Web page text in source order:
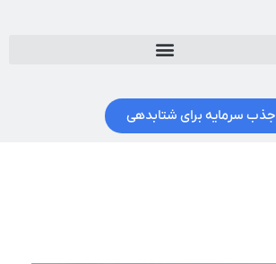
جذب سرمایه برای شتابدهی